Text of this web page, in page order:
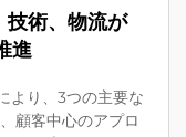
技術、物流が
進
より、3つの主要な
顧客中心のアプロ